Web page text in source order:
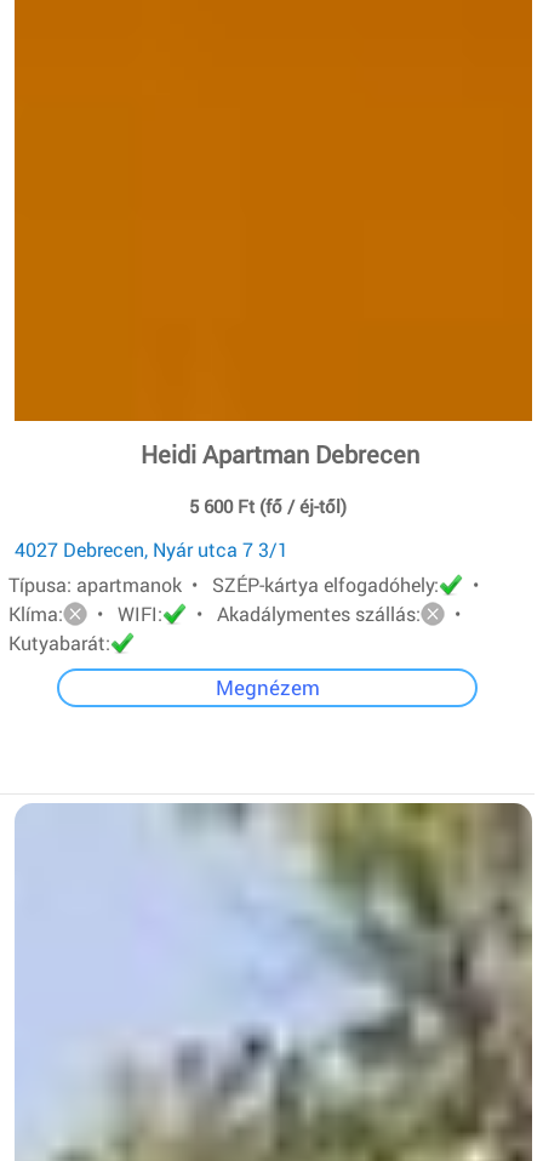
Heidi Apartman Debrecen
5 600 Ft (fő / éj-től)
4027 Debrecen, Nyár utca 7 3/1
Típusa: apartmanok • SZÉP-kártya elfogadóhely:
•
Klíma:
• WIFI: • Akadálymentes szállás:
•
Kutyabarát:
Megnézem